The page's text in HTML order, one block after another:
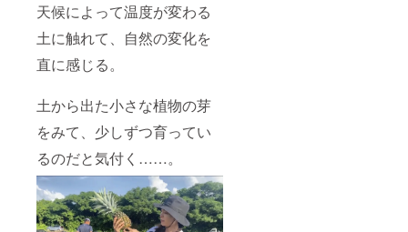
天候によって温度が変わる
土に触れて、自然の変化を
直に感じる。
土から出た小さな植物の芽
をみて、少しずつ育ってい
るのだと気付く……。